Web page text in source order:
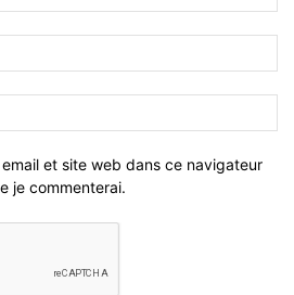
et site web dans ce navigateur
je commenterai.